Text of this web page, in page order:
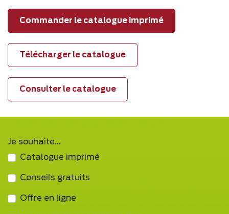
Commander le catalogue imprimé
Télécharger le catalogue
Consulter le catalogue
Je souhaite...
Catalogue imprimé
Conseils gratuits
Offre en ligne